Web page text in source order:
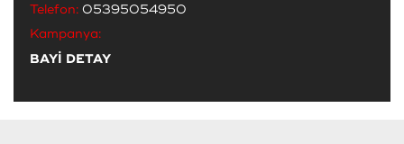
Telefon: 05395054950
Kampanya:
BAYİ DETAY